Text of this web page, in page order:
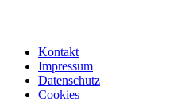
Kontakt
Impressum
Datenschutz
Cookies